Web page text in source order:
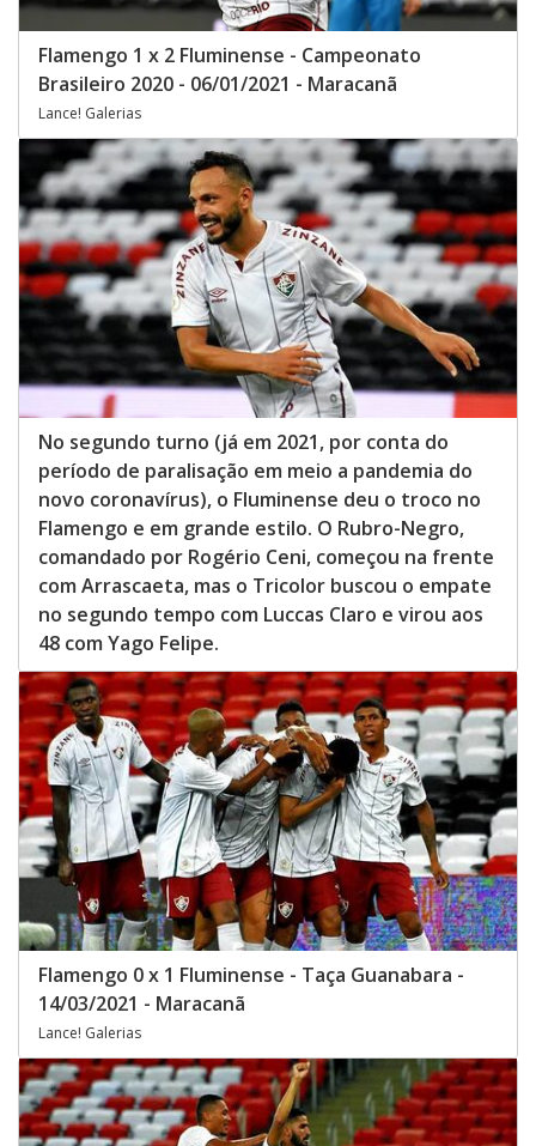
Flamengo 1 x 2 Fluminense - Campeonato
Brasileiro 2020 - 06/01/2021 - Maracanã
Lance! Galerias
No segundo turno (já em 2021, por conta do
período de paralisação em meio a pandemia do
novo coronavírus), o Fluminense deu o troco no
Flamengo e em grande estilo. O Rubro-Negro,
comandado por Rogério Ceni, começou na frente
com Arrascaeta, mas o Tricolor buscou o empate
no segundo tempo com Luccas Claro e virou aos
48 com Yago Felipe.
Flamengo 0 x 1 Fluminense - Taça Guanabara -
14/03/2021 - Maracanã
Lance! Galerias